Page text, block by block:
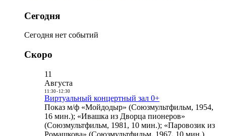
Сегодня
Сегодня нет событий
Скоро
11
Августа
11:30- 12:30
Виртуальный концертный зал 0+
Показ м/ф «Мойдодыр» (Союзмультфильм, 1954,
16 мин.); «Ивашка из Дворца пионеров»
(Союзмультфильм, 1981, 10 мин.); «Паровозик из